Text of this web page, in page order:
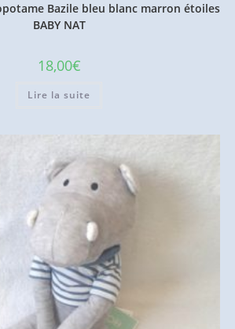
Bazile bleu blanc marron étoiles
BABY NAT
18,00€
Lire la suite